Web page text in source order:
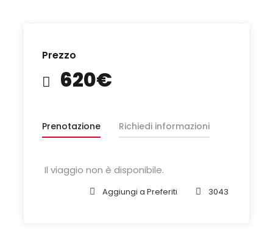
Prezzo
620€
Prenotazione Richiedi informazioni
Il viaggio non è disponibile.
Aggiungi a Preferiti 3043